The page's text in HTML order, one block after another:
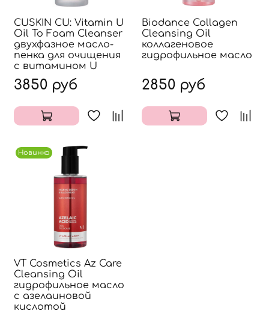
CUSKIN CU: Vitamin U
Oil To Foam Cleanser
двухфазное масло-
пенка для очищения
с витамином U
3850 руб
Biodance Collagen
Cleansing Oil
коллагеновое
гидрофильное масло
2850 руб
Новинка
VT Cosmetics Az Care
Cleansing Oil
гидрофильное масло
с азелаиновой
кислотой